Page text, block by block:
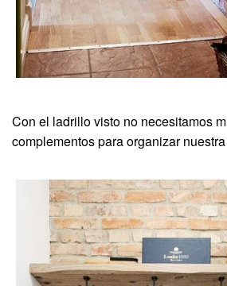
Con el ladrillo visto no necesitamos
complementos para organizar